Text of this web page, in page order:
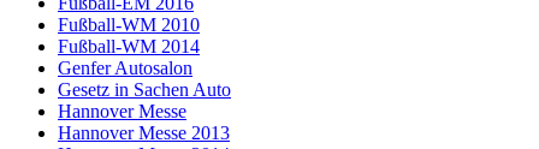
Fußball-WM 2010
Fußball-WM 2014
Genfer Autosalon
Gesetz in Sachen Auto
Hannover Messe
Hannover Messe 2013